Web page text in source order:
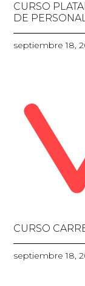
CURSO
DE
septiembre 18,
CURSO
septiembre 18,